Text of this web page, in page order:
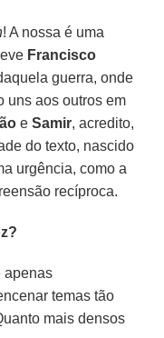
! A nossa é uma
Francisco
guerra, onde
uns aos outros em
eSamir, acredito,
do texto, nascido
urgência, como a
recíproca.
apenas
temas tão
mais densos